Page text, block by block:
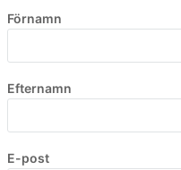
Förnamn
Efternamn
E-post